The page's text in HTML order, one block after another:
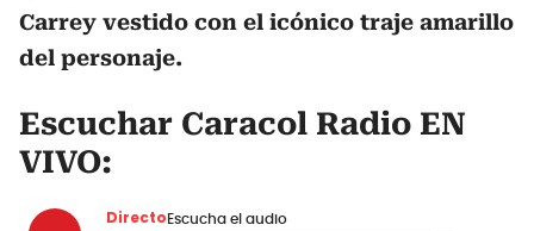
Carrey vestido con el icónico traje amarillo
del personaje.
Escuchar Caracol Radio EN
VIVO:
Directo Escucha el audio